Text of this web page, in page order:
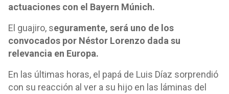
actuaciones con el Bayern Múnich.
El guajiro, seguramente, será uno de los
convocados por Néstor Lorenzo dada su
relevancia en Europa.
En las últimas horas, el papá de Luis Díaz sorprendió
con su reacción al ver a su hijo en las láminas del